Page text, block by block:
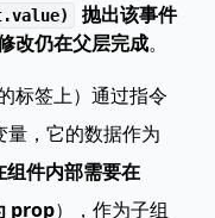
抛出该事件
改仍在父层完成。
标签上）通过指令
，它的数据作为
组件内部需要在
prop），作为子组